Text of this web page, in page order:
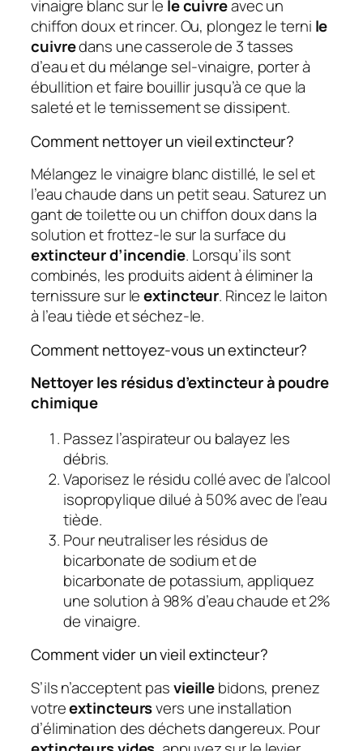
vinaigre blanc sur le le cuivreavec un
chiffon doux et rincer. Ou, plongez le terni le
cuivredans une casserole de 3 tasses
d’eau et du mélange sel-vinaigre, porter à
ébullition et faire bouillir jusqu’à ce que la
saleté et le ternissement se dissipent.
Comment nettoyer un vieil extincteur?
Mélangez le vinaigre blanc distillé, le sel et
l’eau chaude dans un petit seau. Saturez un
gant de toilette ou un chiffon doux dans la
solution et frottez-le sur la surface du
extincteur d’incendie. Lorsqu’ils sont
combinés, les produits aident à éliminer la
ternissure sur leextincteur. Rincez le laiton
à l’eau tiède et séchez-le.
Comment nettoyez-vous un extincteur?
Nettoyer les résidus d’extincteur à poudre
chimique
Passez l’aspirateur ou balayez les
débris.
Vaporisez le résidu collé avec de l’alcool
isopropylique dilué à 50% avec de l’eau
tiède.
Pour neutraliser les résidus de
bicarbonate de sodium et de
bicarbonate de potassium, appliquez
une solution à 98% d’eau chaude et 2%
de vinaigre.
Comment vider un vieil extincteur?
S’ils n’acceptent pasvieillebidons, prenez
votreextincteursvers une installation
d’élimination des déchets dangereux. Pour